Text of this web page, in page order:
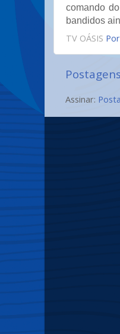
comando
bandidos
TV OÁSIS
Assinar: